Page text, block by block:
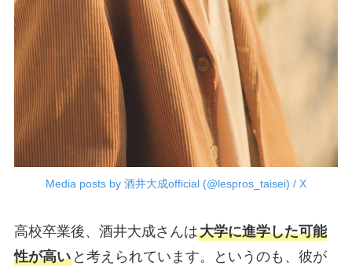
Media posts by 酒井大成official (@lespros_taisei) / X
高校卒業後、酒井大成さんは大学に進学した可能
性が高いと考えられています。というのも、彼が